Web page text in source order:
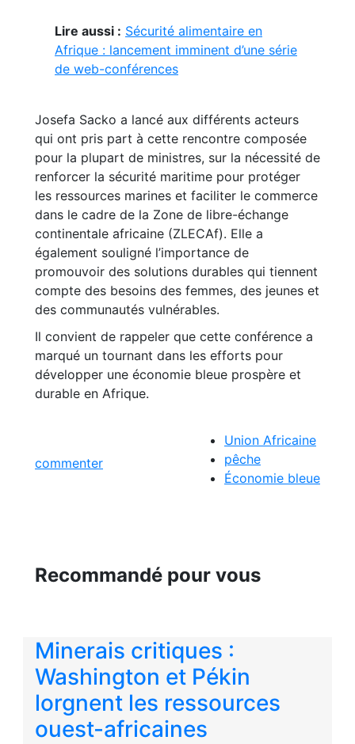
Lire aussi : Sécurité alimentaire en
Afrique : lancement imminent d’une série
de web-conférences
Josefa Sacko a lancé aux différents acteurs
qui ont pris part à cette rencontre composée
pour la plupart de ministres, sur la nécessité de
renforcer la sécurité maritime pour protéger
les ressources marines et faciliter le commerce
dans le cadre de la Zone de libre-échange
continentale africaine (ZLECAf). Elle a
également souligné l’importance de
promouvoir des solutions durables qui tiennent
compte des besoins des femmes, des jeunes et
des communautés vulnérables.
Il convient de rappeler que cette conférence a
marqué un tournant dans les efforts pour
développer une économie bleue prospère et
durable en Afrique.
commenter
Union Africaine
pêche
Économie bleue
Recommandé pour vous
Minerais critiques :
Washington et Pékin
lorgnent les ressources
ouest-africaines